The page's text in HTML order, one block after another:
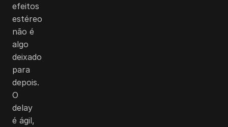
efeitos
estéreo
não é
algo
deixado
para
depois.
O
delay
é ágil,